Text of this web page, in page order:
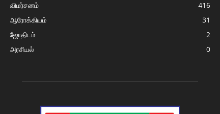
விமர்சனம்
416
ஆரோக்கியம்
31
ஜோதிடம்
2
அரசியல்
0